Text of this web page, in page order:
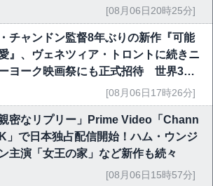
[08月06日20時25分]
チャンドン監督8年ぶりの新作『可能
』、ヴェネツィア・トロントに続きニ
ヨーク映画祭にも正式招待 世界3大
画祭で快挙｜Netflix映画[08月06日17時26分]
親密なリプリー」Prime Video「Chann
」で日本独占配信開始！ハム・ウンジ
主演「女王の家」など新作も続々
[08月06日15時57分]